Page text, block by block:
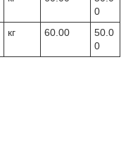
0
кг 60.00
50.0
0